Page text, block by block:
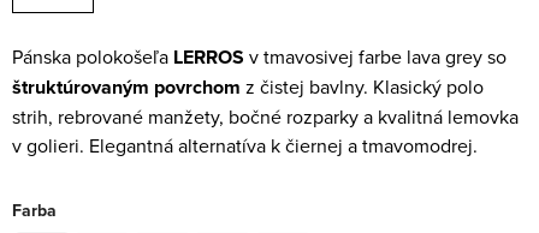
Pánska polokošeľa LERROS v tmavosivej farbe lava grey so
štruktúrovaným povrchom z čistej bavlny. Klasický polo
strih, rebrované manžety, bočné rozparky a kvalitná lemovka
v golieri. Elegantná alternatíva k čiernej a tmavomodrej.
Farba